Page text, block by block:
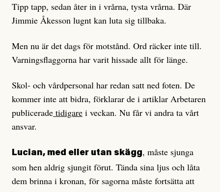
Tipp tapp, sedan åter in i vrårna, tysta vrårna. Där
Jimmie Åkesson lugnt kan luta sig tillbaka.
Men nu är det dags för motstånd. Ord räcker inte till.
Varningsflaggorna har varit hissade allt för länge.
Skol- och vårdpersonal har redan satt ned foten. De
kommer inte att bidra, förklarar de i artiklar Arbetaren
publicerade tidigare i veckan. Nu får vi andra ta vårt
ansvar.
Lucian, med eller utan skägg, måste sjunga
som hen aldrig sjungit förut. Tända sina ljus och låta
dem brinna i kronan, för sagorna måste fortsätta att